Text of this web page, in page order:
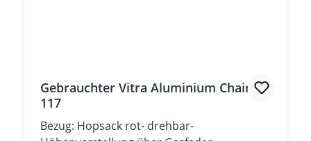
Gebrauchter Vitra Aluminium Chair EA
117
Bezug: Hopsack rot- drehbar-